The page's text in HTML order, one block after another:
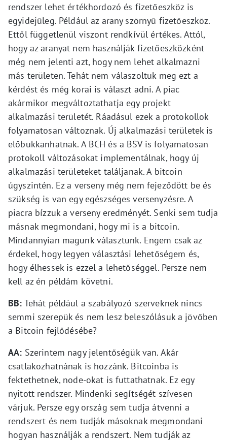
rendszer lehet értékhordozó és fizetőeszköz is
egyidejűleg. Például az arany szörnyű fizetőeszköz.
Ettől függetlenül viszont rendkívül értékes. Attól,
hogy az aranyat nem használják fizetőeszközként
még nem jelenti azt, hogy nem lehet alkalmazni
más területen. Tehát nem válaszoltuk meg ezt a
kérdést és még korai is választ adni. A piac
akármikor megváltoztathatja egy projekt
alkalmazási területét. Ráadásul ezek a protokollok
folyamatosan változnak. Új alkalmazási területek is
előbukkanhatnak. A BCH és a BSV is folyamatosan
protokoll változásokat implementálnak, hogy új
alkalmazási területeket találjanak. A bitcoin
úgyszintén. Ez a verseny még nem fejeződött be és
szükség is van egy egészséges versenyzésre. A
piacra bízzuk a verseny eredményét. Senki sem tudja
másnak megmondani, hogy mi is a bitcoin.
Mindannyian magunk választunk. Engem csak az
érdekel, hogy legyen választási lehetőségem és,
hogy élhessek is ezzel a lehetőséggel. Persze nem
kell az én példám követni.
BB: Tehát például a szabályozó szerveknek nincs
semmi szerepük és nem lesz beleszólásuk a jövőben
a Bitcoin fejlődésébe?
AA: Szerintem nagy jelentőségük van. Akár
csatlakozhatnának is hozzánk. Bitcoinba is
fektethetnek, node-okat is futtathatnak. Ez egy
nyitott rendszer. Mindenki segítségét szívesen
várjuk. Persze egy ország sem tudja átvenni a
rendszert és nem tudják másoknak megmondani
hogyan használják a rendszert. Nem tudják az